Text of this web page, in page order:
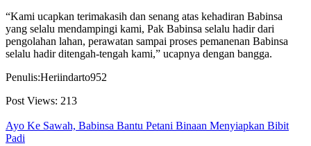
“Kami ucapkan terimakasih dan senang atas kehadiran Babinsa
yang selalu mendampingi kami, Pak Babinsa selalu hadir dari
pengolahan lahan, perawatan sampai proses pemanenan Babinsa
selalu hadir ditengah-tengah kami,” ucapnya dengan bangga.
Penulis:Heriindarto952
Post Views: 213
Ayo Ke Sawah, Babinsa Bantu Petani Binaan Menyiapkan Bibit
Padi